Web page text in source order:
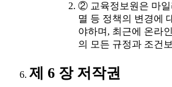
② 교육정보원은 마
멸 등 정책의 변경에
야하며, 최근에 온라
의 모든 규정과 조건
제 6 장 저작권